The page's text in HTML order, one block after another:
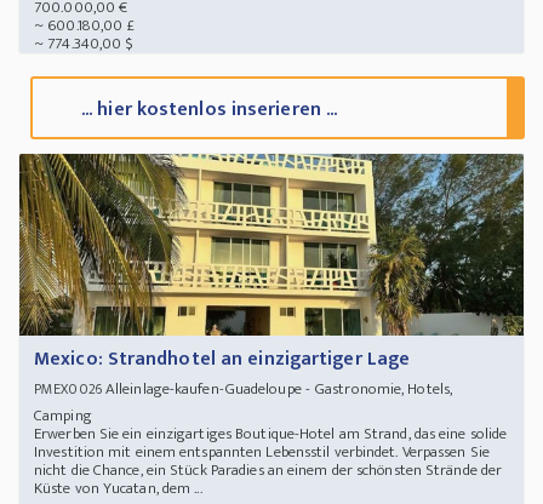
700.000,00 €
~ 600.180,00 £
~ 774.340,00 $
... hier kostenlos inserieren ...
Mexico: Strandhotel an einzigartiger Lage
PMEX0026Alleinlage-kaufen-Guadeloupe - Gastronomie, Hotels,
Camping
Erwerben Sie ein einzigartiges Boutique-Hotel am Strand, das eine solide
Investition mit einem entspannten Lebensstil verbindet. Verpassen Sie
nicht die Chance, ein Stück Paradies an einem der schönsten Strände der
Küste von Yucatan, dem ...